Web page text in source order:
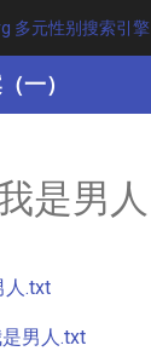
多元性别搜索引擎
一）
是男人
人.txt
男人.txt